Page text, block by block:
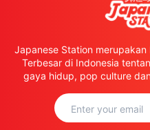
Japanese Station
Terbesar di Indonesia
gaya hidup, pop culture